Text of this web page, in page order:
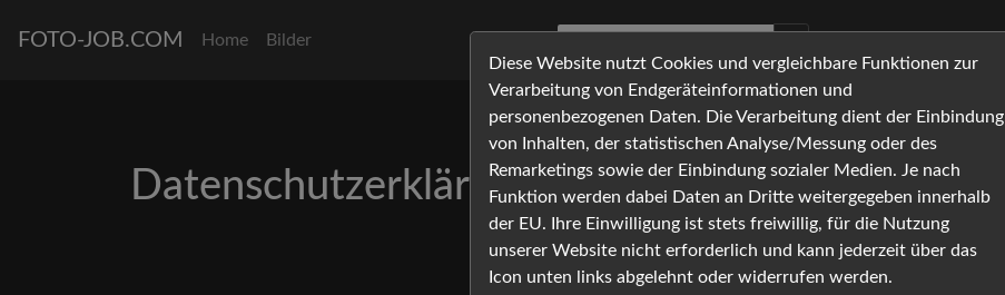
FOTO-JOB.COM Home Bilder
Datenschutzerklärung
Diese Website nutzt Cookies und vergleichbare Funktionen zur
Verarbeitung von Endgeräteinformationen und
personenbezogenen Daten. Die Verarbeitung dient der Einbindung
von Inhalten, der statistischen Analyse/Messung oder des
Remarketings sowie der Einbindung sozialer Medien. Je nach
Funktion werden dabei Daten an Dritte weitergegeben innerhalb
der EU. Ihre Einwilligung ist stets freiwillig, für die Nutzung
unserer Website nicht erforderlich und kann jederzeit über das
Icon unten links abgelehnt oder widerrufen werden.